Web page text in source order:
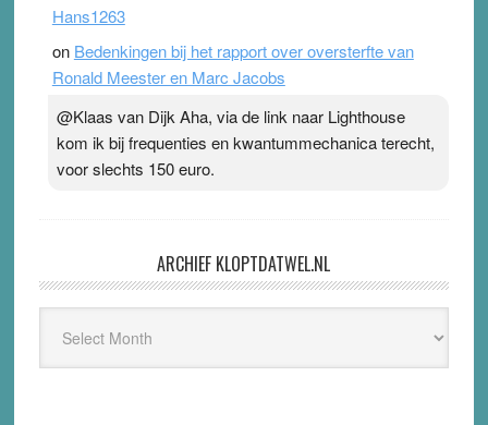
Hans1263
on Bedenkingen bij het rapport over oversterfte van
Ronald Meester en Marc Jacobs
@Klaas van Dijk Aha, via de link naar Lighthouse
kom ik bij frequenties en kwantummechanica terecht,
voor slechts 150 euro.
ARCHIEF KLOPTDATWEL.NL
Kloptdatwel.nl